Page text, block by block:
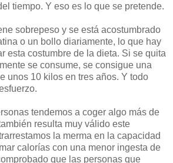
tiempo. Y eso es lo que se pretende.
sobrepeso y se está acostumbrado
o un bollo diariamente, lo que hay
esta costumbre de la dieta. Si se quita
se consume, se consigue una
unos 10 kilos en tres años. Y todo
tendemos a coger algo más de
resulta muy válido este
la merma en la capacidad
calorías con una menor ingesta de
que las personas que